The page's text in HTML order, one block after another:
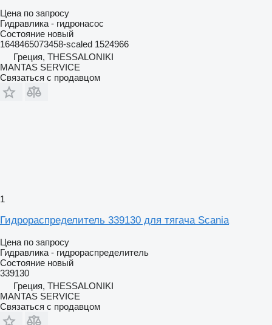
Цена по запросу
Гидравлика - гидронасос
Состояние новый
1648465073458-scaled 1524966
Греция, THESSALONIKI
MANTAS SERVICE
Связаться с продавцом
1
Гидрораспределитель 339130 для тягача Scania
Цена по запросу
Гидравлика - гидрораспределитель
Состояние новый
339130
Греция, THESSALONIKI
MANTAS SERVICE
Связаться с продавцом